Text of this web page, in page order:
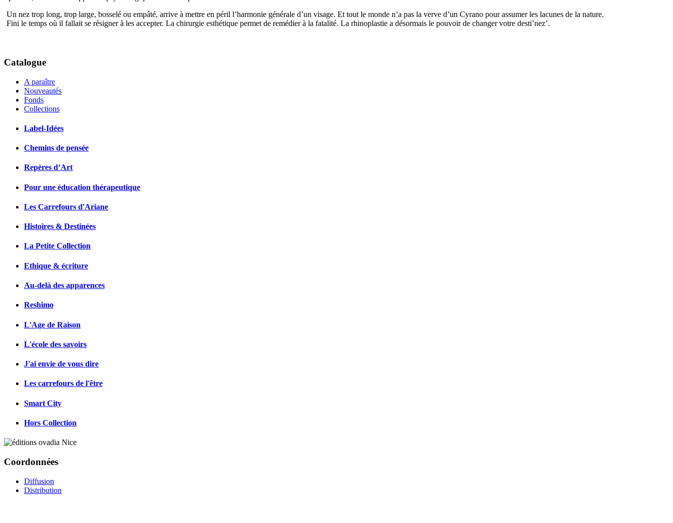
Un nez trop long, trop large, bosselé ou empâté, arrive à mettre en péril l’harmonie générale d’un visage. Et tout le monde n’a pas la verve d’un Cyrano pour assumer les lacunes de la nature.
Fini le temps où il fallait se résigner à les accepter. La chirurgie esthétique permet de remédier à la fatalité. La rhinoplastie a désormais le pouvoir de changer votre desti’nez’.
Catalogue
A paraître
Nouveautés
Fonds
Collections
Label-Idées
Chemins de pensée
Repères d’Art
Pour une éducation thérapeutique
Les Carrefours d'Ariane
Histoires & Destinées
La Petite Collection
Ethique & écriture
Au-delà des apparences
Reshimo
L'Age de Raison
L'école des savoirs
J'ai envie de vous dire
Les carrefours de l'être
Smart City
Hors Collection
Coordonnées
Diffusion
Distribution